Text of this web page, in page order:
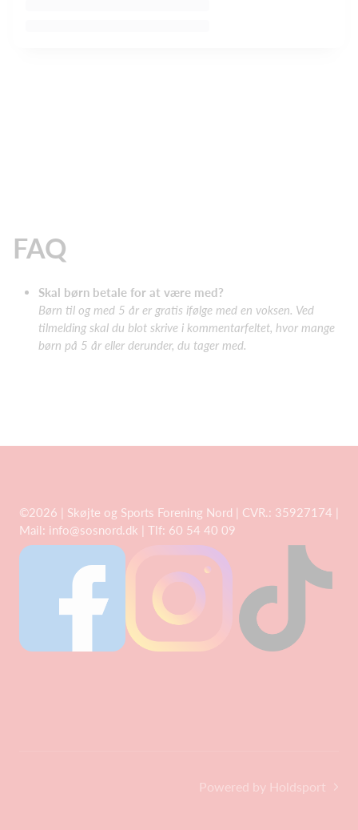
FAQ
Skal børn betale for at være med?
Børn til og med 5 år er gratis ifølge med en voksen. Ved
tilmelding skal du blot skrive i kommentarfeltet, hvor mange
børn på 5 år eller derunder, du tager med.
©2026 | Skøjte og Sports Forening Nord | CVR.: 35927174 |
Mail: info@sosnord.dk | Tlf: 60 54 40 09
Powered by Holdsport